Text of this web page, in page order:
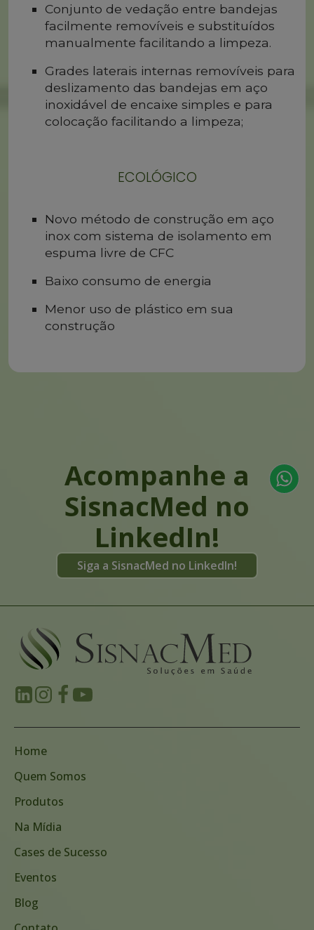
Conjunto de vedação entre bandejas
facilmente removíveis e substituídos
manualmente facilitando a limpeza.
Grades laterais internas removíveis para
deslizamento das bandejas em aço
inoxidável de encaixe simples e para
colocação facilitando a limpeza;
ECOLÓGICO
Novo método de construção em aço
inox com sistema de isolamento em
espuma livre de CFC
Baixo consumo de energia
Menor uso de plástico em sua
construção
Acompanhe a
SisnacMed no
LinkedIn!
Siga a SisnacMed no LinkedIn!
Home
Quem Somos
Produtos
Na Mídia
Cases de Sucesso
Eventos
Blog